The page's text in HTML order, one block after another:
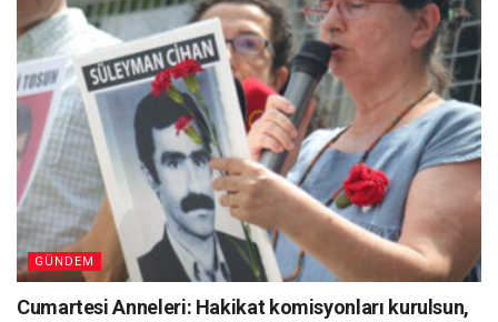
GÜNDEM
Cumartesi Anneleri: Hakikat komisyonları kurulsun,